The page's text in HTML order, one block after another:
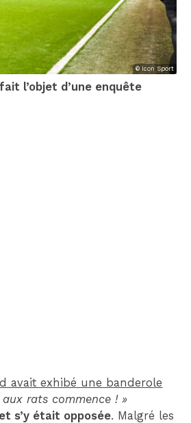
© Icon Sport
l’objet d’une enquête
avait exhibé une banderole
rats commence ! »
s’y était opposée. Malgré les